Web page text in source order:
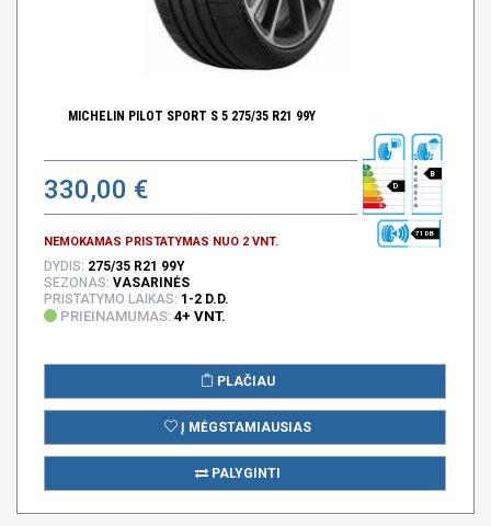
MICHELIN PILOT SPORT S 5 275/35 R21 99Y
330,00 €
NEMOKAMAS PRISTATYMAS NUO 2 VNT.
D
B
71 DB
DYDIS: 275/35 R21 99Y
SEZONAS: VASARINĖS
PRISTATYMO LAIKAS: 1-2 D.D.
PRIEINAMUMAS: 4+ VNT.
PLAČIAU
Į MĖGSTAMIAUSIAS
PALYGINTI